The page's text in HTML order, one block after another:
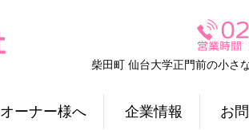
柴田町 仙台大学正門前の小さ
オーナー様へ 企業情報 お